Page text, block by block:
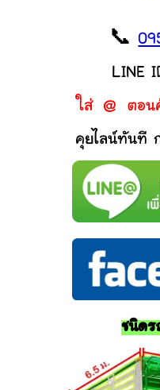
📞
LINE
ใส่ @ ตอน
คุยไลน์ทันที
ชนิดร